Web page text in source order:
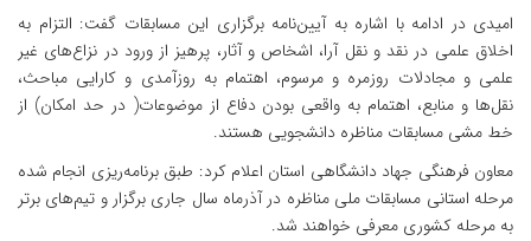
امیدی در ادامه با اشاره به آیین‌نامه برگزاری این مسابقات گفت: التزام به
اخلاق علمی در نقد و نقل آرا، اشخاص و آثار، پرهیز از ورود در نزاع‌های غیر
علمی و مجادلات روزمره و مرسوم، اهتمام به روزآمدی و کارایی مباحث،
نقل‌ها و منابع، اهتمام به واقعی بودن دفاع از موضوعات( در حد امکان) از
خط مشی مسابقات مناظره دانشجویی هستند.
معاون فرهنگی جهاد دانشگاهی استان اعلام کرد: طبق برنامه‌ریزی انجام شده
مرحله استانی مسابقات ملی مناظره در آذرماه سال جاری برگزار و تیم‌های برتر
به مرحله کشوری معرفی خواهند شد.